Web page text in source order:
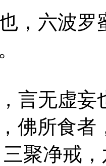
，六波
言无虚
佛所食者
聚净戒